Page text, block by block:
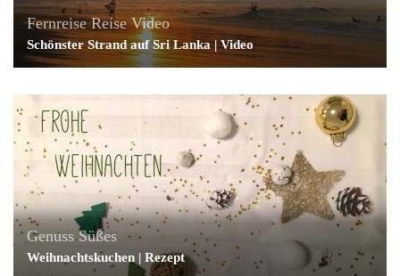
Fernreise Reise Video
Schönster Strand auf Sri Lanka | Video
Genuss Süßes
Weihnachtskuchen | Rezept